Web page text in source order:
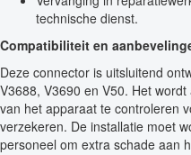
technische dienst.
Compatibiliteit en
Deze connector is uitsluitend
V3688, V3690 en V50. Het
van het apparaat te controleren
verzekeren. De installatie moet
personeel om extra schade aan